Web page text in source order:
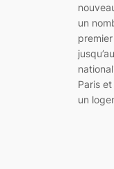
un
Paris
un